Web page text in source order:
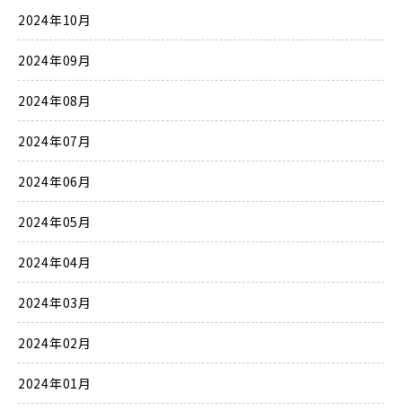
2024年10月
2024年09月
2024年08月
2024年07月
2024年06月
2024年05月
2024年04月
2024年03月
2024年02月
2024年01月